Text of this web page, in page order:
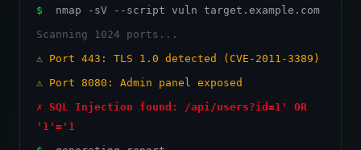
$
nmap -sV --script vuln target.example.com
Scanning 1024 ports...
⚠ Port 443: TLS 1.0 detected (CVE-2011-3389)
⚠ Port 8080: Admin panel exposed
✗ SQL Injection found: /api/users?id=1' OR
'1'='1